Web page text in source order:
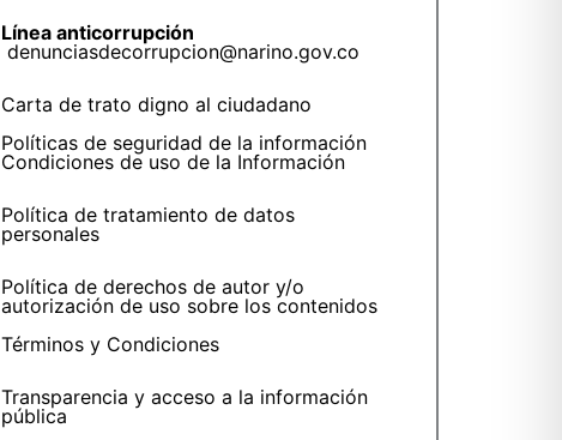
Línea anticorrupción
denunciasdecorrupcion@narino.gov.co
Carta de trato digno al ciudadano
Políticas de seguridad de la información
Condiciones de uso de la Información
Política de tratamiento de datos
personales
Política de derechos de autor y/o
autorización de uso sobre los contenidos
Términos y Condiciones
Transparencia y acceso a la información
pública